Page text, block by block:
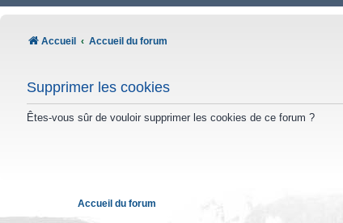
Accueil Accueil du forum
Supprimer les cookies
Êtes-vous sûr de vouloir supprimer les cookies de ce forum ?
Accueil du forum